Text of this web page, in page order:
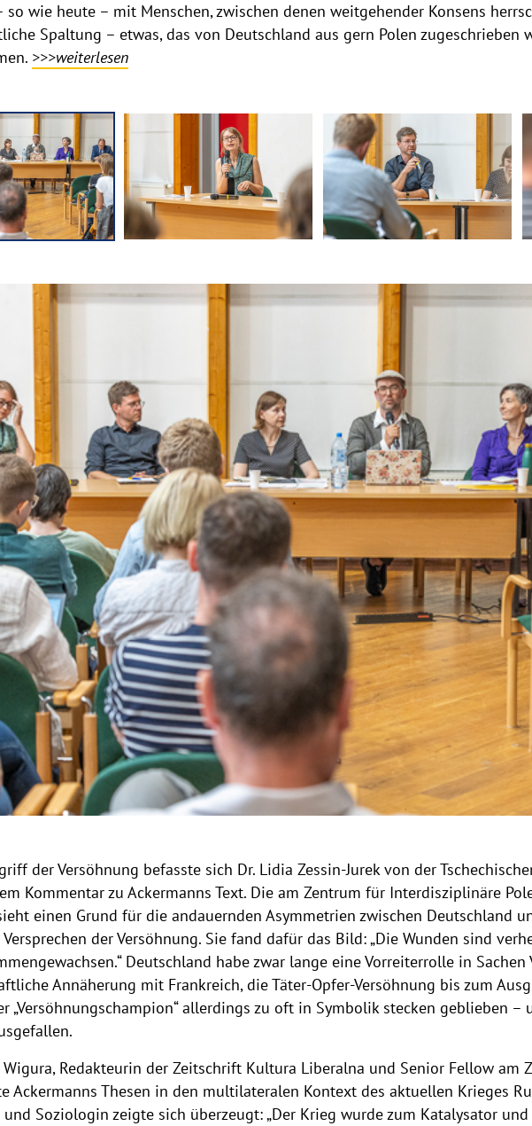
so wie heute – mit Menschen, zwischen denen weitgehender Konsens
Spaltung – etwas, das von Deutschland aus gern Polen zugeschrieben
>>>weiterlesen
der Versöhnung befasste sich Dr. Lidia Zessin-Jurek von der
Kommentar zu Ackermanns Text. Die am Zentrum für Interdisziplinäre
einen Grund für die andauernden Asymmetrien zwischen Deutschland
der Versöhnung. Sie fand dafür das Bild: „Die Wunden sind
Deutschland habe zwar lange eine Vorreiterrolle in
Annäherung mit Frankreich, die Täter-Opfer-Versöhnung bis zum
„Versöhnungschampion“ allerdings zu oft in Symbolik stecken geblieben
Wigura, Redakteurin der Zeitschrift Kultura Liberalna und Senior Fellow am
Ackermanns Thesen in den multilateralen Kontext des aktuellen Krieges
Soziologin zeigte sich überzeugt: „Der Krieg wurde zum Katalysator